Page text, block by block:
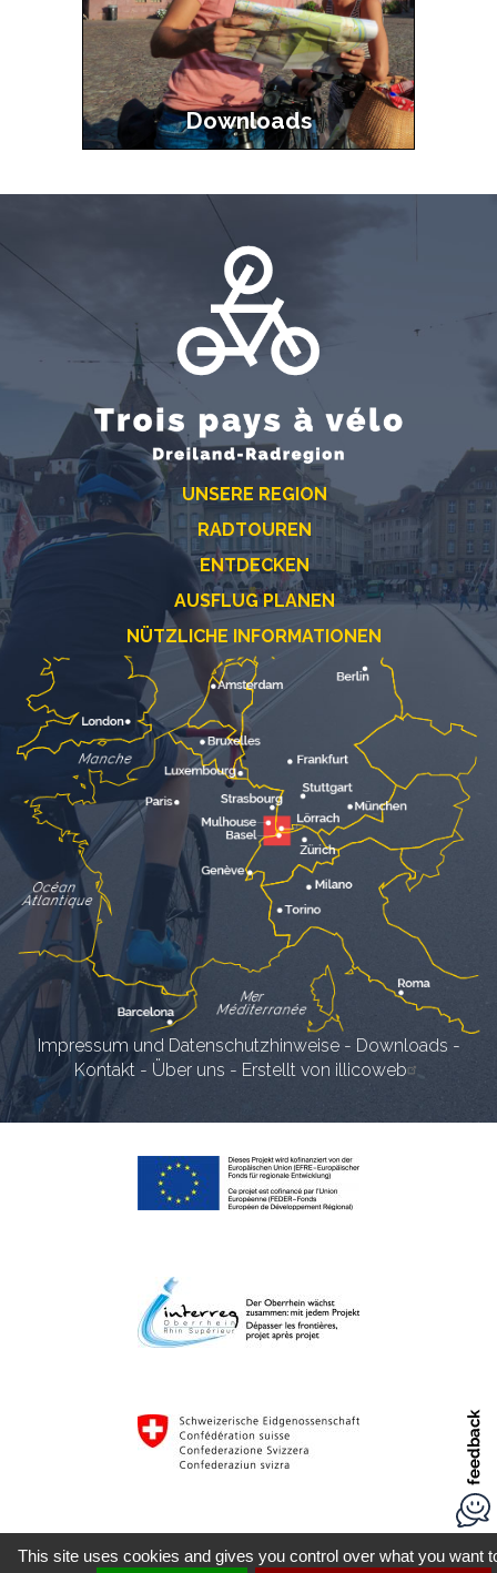
Downloads
UNSERE REGION
RADTOUREN
ENTDECKEN
AUSFLUG PLANEN
NÜTZLICHE INFORMATIONEN
Impressum und Datenschutzhinweise- Downloads -
Kontakt - Über uns - Erstellt von illicoweb
This site uses cookies and gives you control over what you want